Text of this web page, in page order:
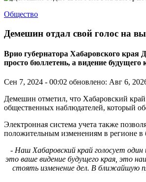
Общество
Демешин отдал свой голос на
Врио губернатора Хабаровского края
просто бюллетень, а видение
Сен 7, 2024 - 00:02 обновлено: Авг 6,
Демешин отметил, что Хабаровский
общественных наблюдателей, который
Электронная система учета также
положительным изменениям в регионе в
- Наш Хабаровский край голосует
это ваше видение будущего края, это
стоять изменение дел. В ближайшую